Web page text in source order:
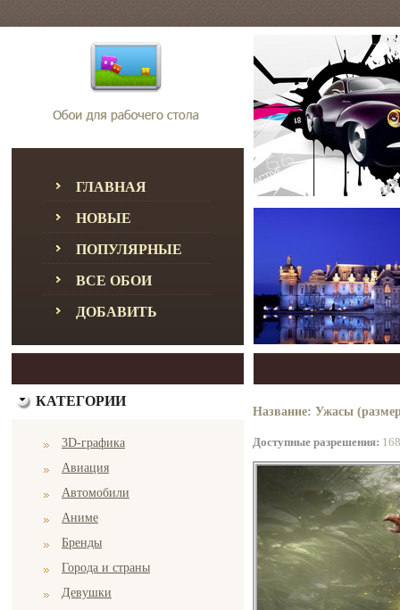
ГЛАВНАЯ
НОВЫЕ
ПОПУЛЯРНЫЕ
ВСЕ ОБОИ
ДОБАВИТЬ
КАТЕГОРИИ
3D-графика
Авиация
Автомобили
Аниме
Бренды
Города и страны
Девушки
Название: Ужасы
Доступные разрешения: